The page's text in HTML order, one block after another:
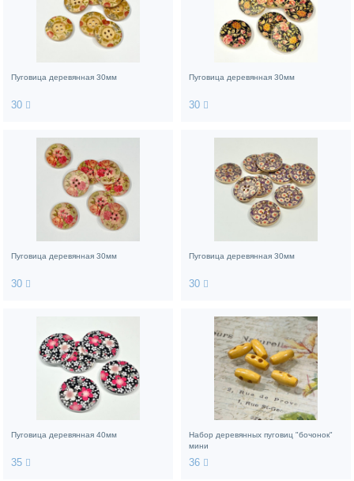
Пуговица деревянная 30мм
30
Пуговица деревянная 30мм
30
Пуговица деревянная 30мм
30
Пуговица деревянная 30мм
30
Пуговица деревянная 40мм
35
Набор деревянных пуговиц "бочонок"
мини
36